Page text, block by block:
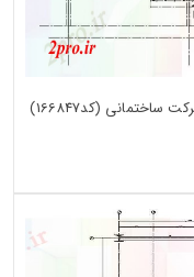
(کد166847)